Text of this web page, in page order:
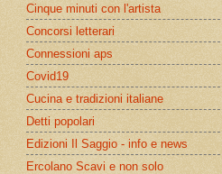
Cinque minuti con l'artista
Concorsi letterari
Connessioni aps
Covid19
Cucina e tradizioni italiane
Detti popolari
Edizioni Il Saggio - info e news
Ercolano Scavi e non solo